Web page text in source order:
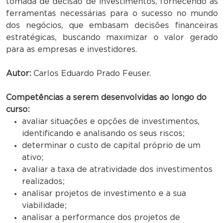
ferramentas necessárias para o sucesso no mundo
dos negócios, que embasam decisões financeiras
estratégicas, buscando maximizar o valor gerado
para as empresas e investidores.
Autor: Carlos Eduardo Prado Feuser.
Competências a serem desenvolvidas ao longo do
curso:
avaliar situações e opções de investimentos,
identificando e analisando os seus riscos;
determinar o custo de capital próprio de um
ativo;
avaliar a taxa de atratividade dos investimentos
realizados;
analisar projetos de investimento e a sua
viabilidade;
analisar a performance dos projetos de